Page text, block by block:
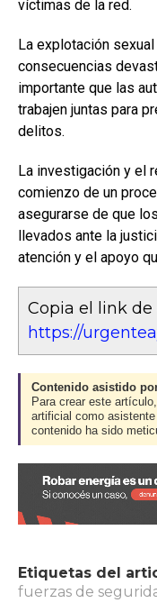
víctimas de la red.
La explotación
consecuencias
importante que las
trabajen juntas para
delitos.
La investigación y el
comienzo de un
asegurarse de que
llevados ante la
atención y el apoyo
Copia el link de
https://
Contenido asistido
Para crear este
artificial como
contenido ha sido
Etiquetas del
fuerzas de